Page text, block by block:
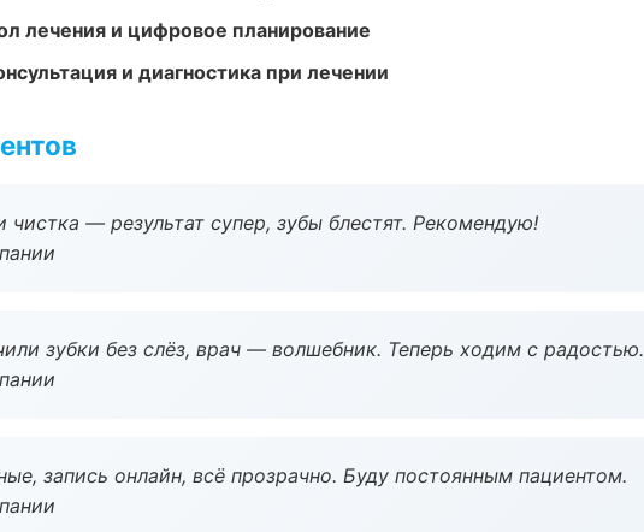
лечения и цифровое планирование
и диагностика при лечении
чистка — результат супер, зубы блестят. Рекомендую!
зубки без слёз, врач — волшебник. Теперь ходим с радостью.
запись онлайн, всё прозрачно. Буду постоянным пациентом.